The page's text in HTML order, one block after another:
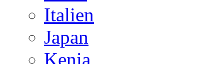
Italien
Japan
Kenia